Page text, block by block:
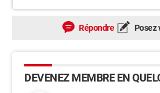
Répondre Posez
DEVENEZ MEMBRE EN